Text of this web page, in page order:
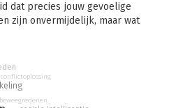
dat precies jouw gevoelige
zijn onvermijdelijk, maar wat
kunt combineren dr. John Eliot
praktijkervaring met
Ze laten zien dat mensen
conflictoplossing
beweegredenen